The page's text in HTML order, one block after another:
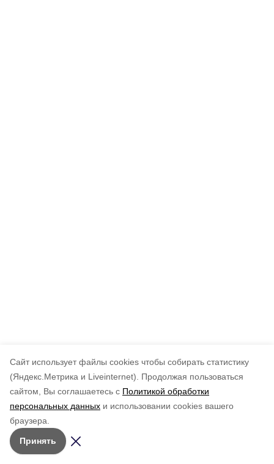
Cайт использует файлы cookies чтобы собирать статистику
(Яндекс.Метрика и Liveinternet).
Продолжая пользоваться
сайтом, Вы соглашаетесь с Политикой обработки
персональных данных и использовании cookies вашего
браузера.
Принять